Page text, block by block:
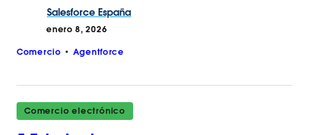
Salesforce España
enero 8, 2026
Comercio Agentforce
Comercio electrónico